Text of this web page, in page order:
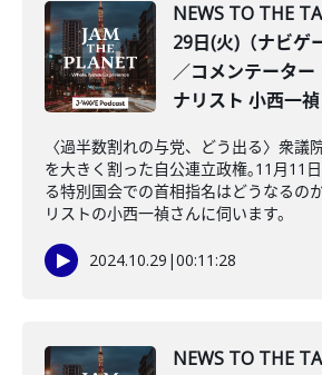
NEWS TO THE
29日(火)（ナビゲ
／コメンテータ
ナリスト 小西一禎
〈過半数割れの与党、どう出る〉衆議
を大きく割った自公連立政権｡11月11
る特別国会での首相指名はどうなるの
リストの小西一禎さんに伺います。
2024.10.29 |00:11:28
NEWS TO THE